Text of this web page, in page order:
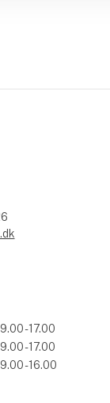
- 17.00
- 17.00
- 16.00